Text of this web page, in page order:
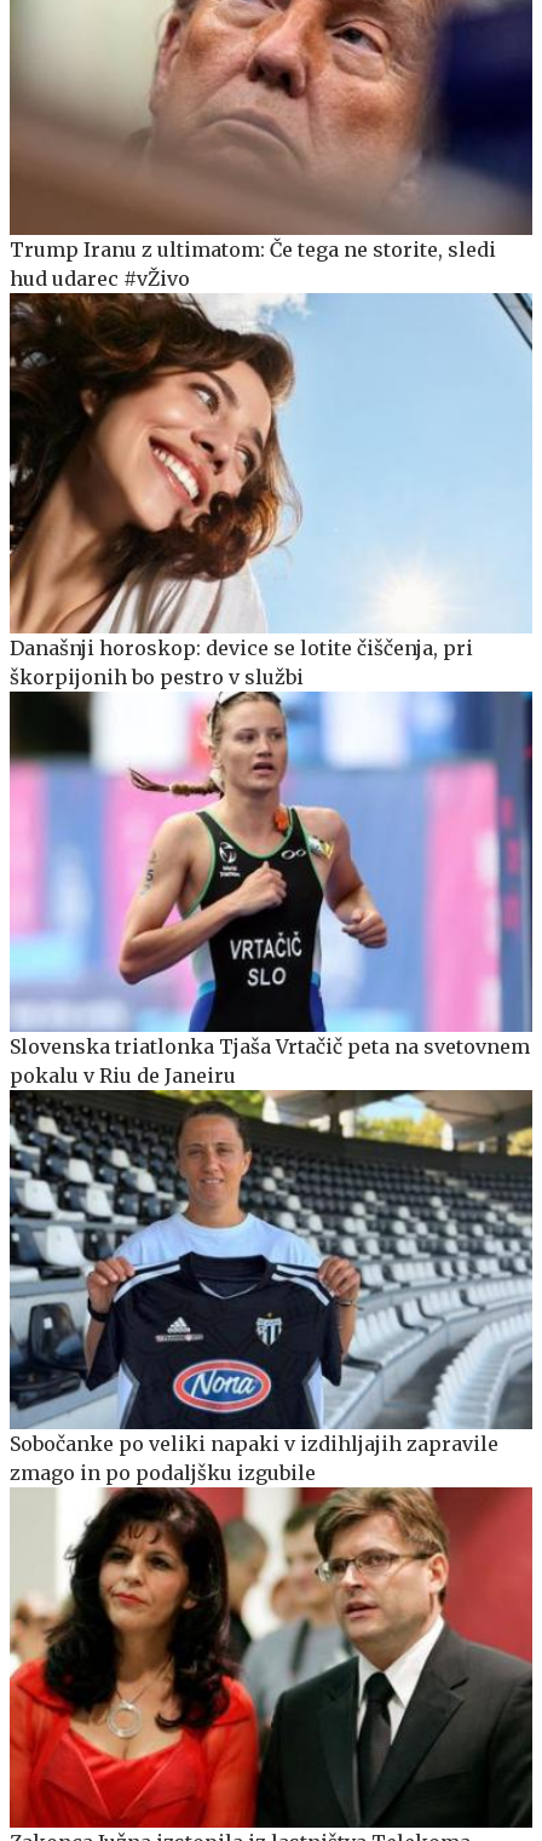
Trump Iranu z ultimatom: Če tega ne storite, sledi
hud udarec #vŽivo
Današnji horoskop: device se lotite čiščenja, pri
škorpijonih bo pestro v službi
Slovenska triatlonka Tjaša Vrtačič peta na svetovnem
pokalu v Riu de Janeiru
Sobočanke po veliki napaki v izdihljajih zapravile
zmago in po podaljšku izgubile